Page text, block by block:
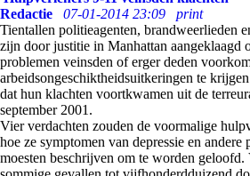
Redactie
07-01-2014 23:09
print
Tientallen politieagenten, brandweerlieden
zijn door justitie in Manhattan aangeklaagd
problemen veinsden of erger deden
arbeidsongeschiktheidsuitkeringen te
dat hun klachten voortkwamen uit de
september 2001.
Vier verdachten zouden de voormalige
hoe ze symptomen van depressie en andere
moesten beschrijven om te worden